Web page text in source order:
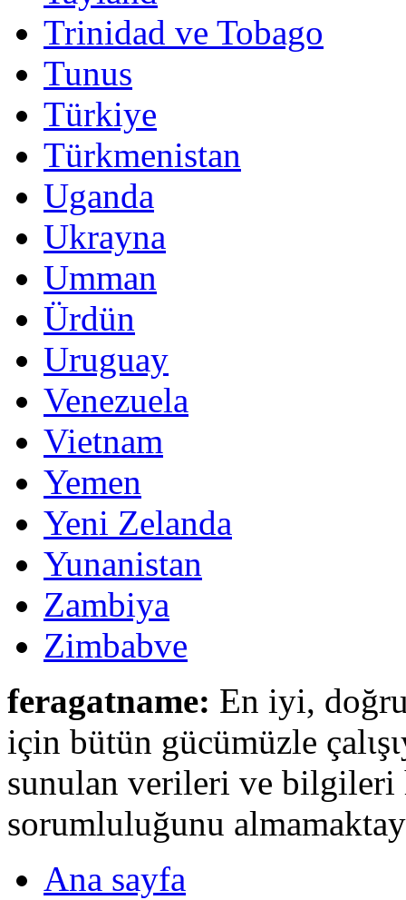
Trinidad ve Tobago
Tunus
Türkiye
Türkmenistan
Uganda
Ukrayna
Umman
Ürdün
Uruguay
Venezuela
Vietnam
Yemen
Yeni Zelanda
Yunanistan
Zambiya
Zimbabve
feragatname: En iyi,
için bütün gücümüzle
sunulan verileri ve bilgileri
sorumluluğunu
Ana sayfa